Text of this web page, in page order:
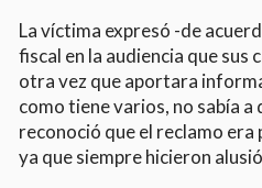
La víctima expresó -de
fiscal en la audiencia que sus
otra vez que aportara
como tiene varios, no sabía a
reconoció que el reclamo
ya que siempre hicieron